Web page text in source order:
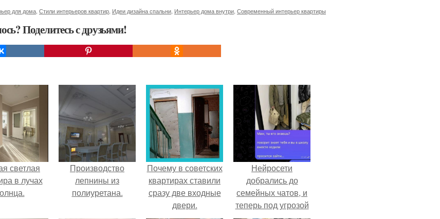
для дома Стили интерьеров квартир Идеи дизайна спальни Интерьер дома внутри Современный интерьер квартиры
Поделитесь с друзьями!
светлая
в лучах
Производство
лепнины из
полиуретана.
Почему в советских
квартирах ставили
сразу две входные
двери.
Нейросети
добрались до
семейных чатов, и
теперь под угрозой